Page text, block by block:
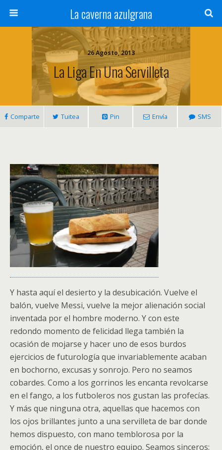
La caverna azulgrana
26 Agosto, 2013
La Liga En Una Servilleta
Comparte Tuitea Pin Envía SMS
Y hasta aquí el desierto y la desubicación. Vuelve el
balón, vuelve Messi, vuelve la mejor alienación social
inventada por el hombre moderno. Y con este
redondo momento de felicidad llega también la
ocasión de mojarse y hacer uno de esos burdos
ejercicios de futurología que invariablemente acaban
en bochorno, excusas y sonrojo. Pero no seamos
cobardes. Como a los gorrinos les encanta revolcarse
en el fango, a los futboleros nos gustan las profecías.
Y más que ninguna otra, aquellas que hacemos con
los ojos brillantes junto a una servilleta de bar donde
hemos dispuesto, con mano temblorosa por la
emoción, el once de nuestro equipo. Seamos sinceros: